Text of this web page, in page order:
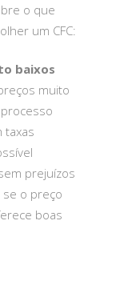
o que
um CFC:
baixos
muito
taxas
prejuízos
o preço
boas